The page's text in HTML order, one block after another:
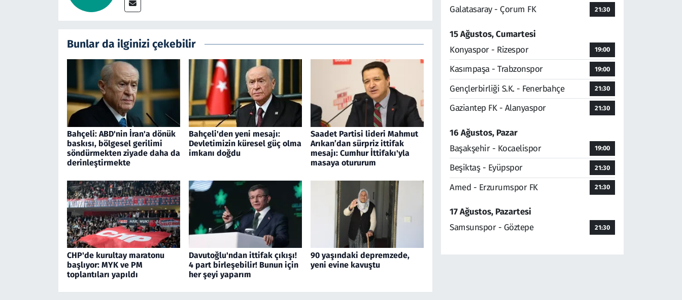
Bunlar da ilginizi çekebilir
Bahçeli: ABD'nin İran'a dönük
baskısı, bölgesel gerilimi
söndürmekten ziyade daha da
derinleştirmekte
Bahçeli'den yeni mesajı:
Devletimizin küresel güç olma
imkanı doğdu
Saadet Partisi lideri Mahmut
Arıkan’dan sürpriz ittifak
mesajı: Cumhur İttifakı'yla
masaya otururum
CHP'de kurultay maratonu
başlıyor: MYK ve PM
toplantıları yapıldı
Davutoğlu'ndan ittifak çıkışı!
4 part birleşebilir! Bunun için
her şeyi yaparım
90 yaşındaki depremzede,
yeni evine kavuştu
Galatasaray - Çorum FK
21:30
15 Ağustos, Cumartesi
Konyaspor - Rizespor
19:00
Kasımpaşa - Trabzonspor 19:00
Gençlerbirliği S.K. - Fenerbahçe 21:30
Gaziantep FK - Alanyaspor 21:30
16 Ağustos, Pazar
Başakşehir - Kocaelispor
19:00
Beşiktaş - Eyüpspor 21:30
Amed - Erzurumspor FK 21:30
17 Ağustos, Pazartesi
Samsunspor - Göztepe
21:30